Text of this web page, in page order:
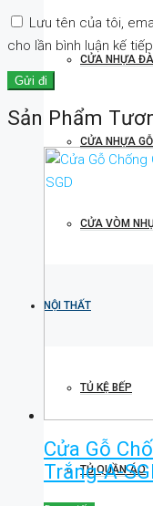
CỬA NHỰA
CỬA NHỰA
CỬA VÒM
NỘI THẤT
TỦ KỆ BẾP
TỦ QUẦN ÁO
Lưu tên của tôi,
cho lần bình luận kế
Sản Phẩm
Cửa Gỗ
Trắng-A-